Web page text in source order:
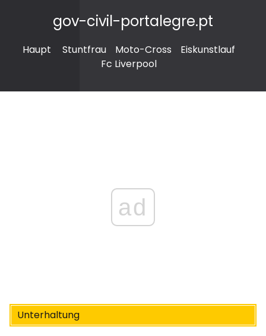
gov-civil-portalegre.pt
Haupt Stuntfrau Moto-Cross
Eiskunstlauf
Fc Liverpool
ad
Unterhaltung